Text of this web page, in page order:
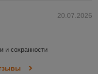
20.07.2026
и сохранности